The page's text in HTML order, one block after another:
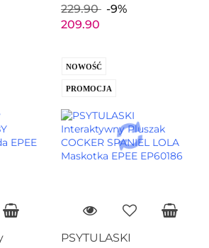
JUST PLAY 10421
229.90
-9%
209.90
NOWOŚĆ
PROMOCJA
PSYTULASKI